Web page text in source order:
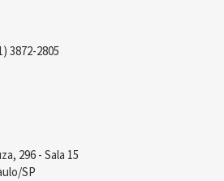
3872-2805
296 - Sala 15
SP